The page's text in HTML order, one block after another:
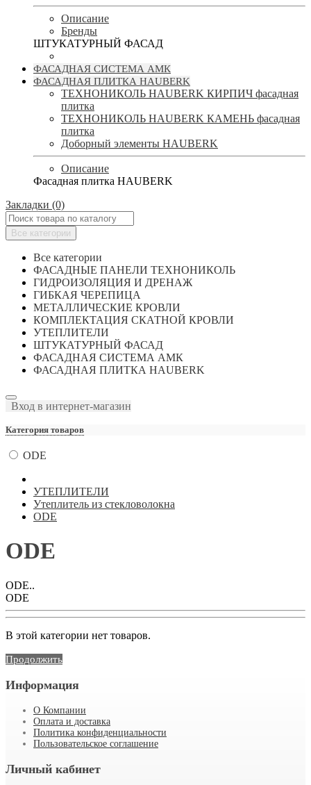
Описание
Бренды
ШТУКАТУРНЫЙ ФАСАД
ФАСАДНАЯ СИСТЕМА АМК
ФАСАДНАЯ ПЛИТКА HAUBERK
ТЕХНОНИКОЛЬ HAUBERK КИРПИЧ фасадная
плитка
ТЕХНОНИКОЛЬ HAUBERK КАМЕНЬ фасадная
плитка
Доборный элементы HAUBERK
Описание
Фасадная плитка HAUBERK
Закладки (0)
Все категории
Все категории
ФАСАДНЫЕ ПАНЕЛИ ТЕХНОНИКОЛЬ
ГИДРОИЗОЛЯЦИЯ И ДРЕНАЖ
ГИБКАЯ ЧЕРЕПИЦА
МЕТАЛЛИЧЕСКИЕ КРОВЛИ
КОМПЛЕКТАЦИЯ СКАТНОЙ КРОВЛИ
УТЕПЛИТЕЛИ
ШТУКАТУРНЫЙ ФАСАД
ФАСАДНАЯ СИСТЕМА АМК
ФАСАДНАЯ ПЛИТКА HAUBERK
Вход в интернет-магазин
Категория товаров
ODE
УТЕПЛИТЕЛИ
Утеплитель из стекловолокна
ODE
ODE
ODE..
ODE
В этой категории нет товаров.
Продолжить
Информация
О Компании
Оплата и доставка
Политика конфиденциальности
Пользовательское соглашение
Личный кабинет